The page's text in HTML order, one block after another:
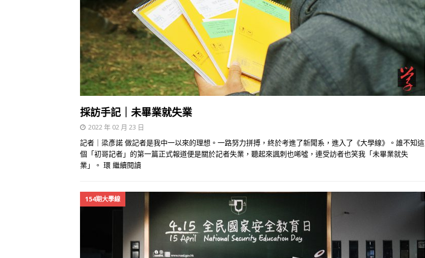
採訪手記｜未畢業就失業
2022 年 02 月 23 日
記者｜梁彥諾 做記者是我中一以來的理想。一路努力拼搏，終於考進了新聞系，進入了《大學線》。誰不知這
個「初哥記者」的第一篇正式報道便是關於記者失業，聽起來諷刺也唏噓，連受訪者也笑我「未畢業就失
業」。 環 繼續閱讀
154期大學線